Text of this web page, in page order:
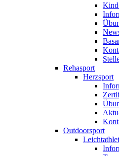
Rehasport
Herzsport
Outdoorsport